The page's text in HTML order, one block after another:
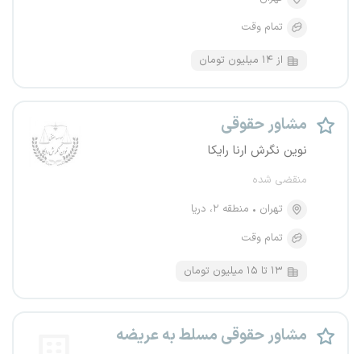
تمام وقت
از ۱۴ میلیون تومان
مشاور حقوقی
نوین نگرش ارنا رایکا
منقضی شده
تهران
منطقه ۲، دریا
تمام وقت
۱۳ تا ۱۵ میلیون تومان
مشاور حقوقی مسلط به عریضه